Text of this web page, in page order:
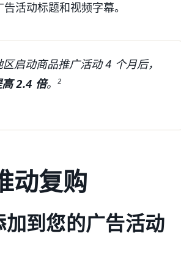
活动标题和视频字幕。
启动商品推广活动 4 个月后，
高 2.4 倍。 2
动复购
加到您的广告活动